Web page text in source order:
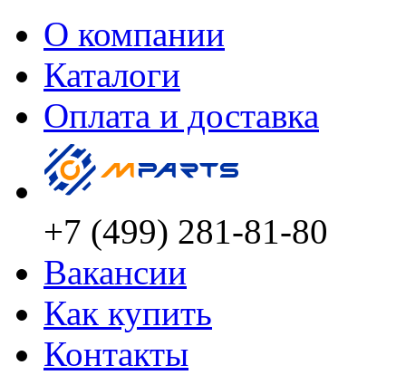
О компании
Каталоги
Оплата и доставка
+7 (499) 281-81-80
Вакансии
Как купить
Контакты